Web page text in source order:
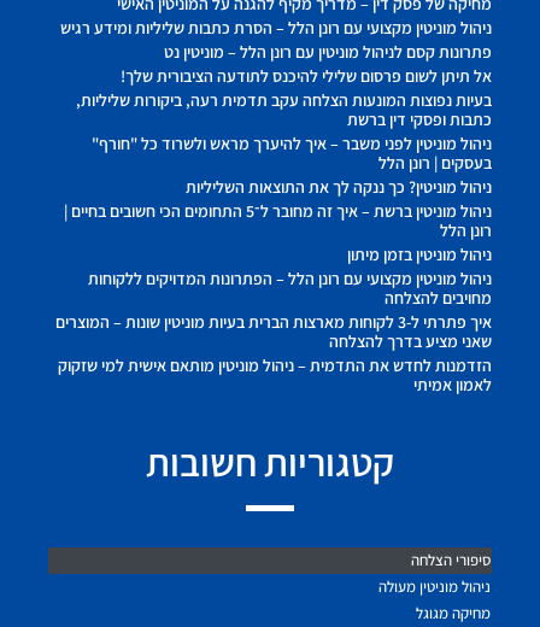
ניהול מוניטין מקצועי עם רונן הלל – הסרת כתבות שליליות ומידע רגיש
פתרונות קסם לניהול מוניטין עם רונן הלל – מוניטין נט
אל תיתן לשום פרסום שלילי להיכנס לתודעה הציבורית שלך!
בעיות נפוצות המונעות הצלחה עקב תדמית רעה, ביקורות שליליות,
כתבות ופסקי דין ברשת
ניהול מוניטין לפני משבר – איך להיערך מראש ולשרוד כל "חורף"
בעסקים | רונן הלל
ניהול מוניטין? כך ננקה לך את התוצאות השליליות
ניהול מוניטין ברשת – איך זה מחובר ל־5 התחומים הכי חשובים בחיים |
רונן הלל
ניהול מוניטין בזמן מיתון
ניהול מוניטין מקצועי עם רונן הלל – הפתרונות המדויקים ללקוחות
מחויבים להצלחה
איך פתרתי ל-3 לקוחות מארצות הברית בעיות מוניטין שונות – המוצרים
שאני מציע בדרך להצלחה
הזדמנות לחדש את התדמית – ניהול מוניטין מותאם אישית למי שזקוק
לאמון אמיתי
קטגוריות חשובות
סיפורי הצלחה
ניהול מוניטין מעולה
מחיקה מגוגל